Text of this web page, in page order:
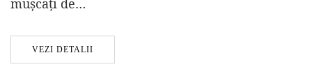
mușcați de…
VEZI DETALII